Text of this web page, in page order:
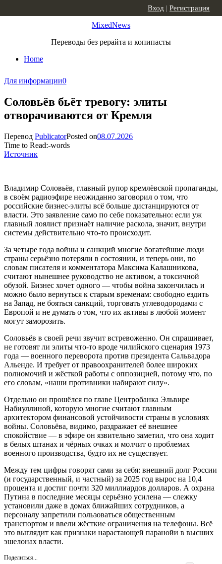
MixedNews
Переводы без рерайта и копипасты
Home
Вход | Регистрация
Для информации0
Соловьёв бьёт тревогу: элиты
отворачиваются от Кремля
Перевод PublicatorPosted on08.07.2026
Time to Read:-words
Источник
Владимир Соловьёв, главный рупор кремлёвской пропаганды,
в своём радиоэфире неожиданно заговорил о том, что
российские бизнес-элиты всё больше дистанцируются от
власти. Это заявление само по себе показательно: если уж
главный лоялист признаёт наличие раскола, значит, внутри
системы действительно что-то происходит.
За четыре года войны и санкций многие богатейшие люди
страны серьёзно потеряли в состоянии, и теперь они, по
словам писателя и комментатора Максима Калашникова,
считают нынешнее руководство не активом, а токсичной
обузой. Бизнес хочет одного — чтобы война закончилась и
можно было вернуться к старым временам: свободно ездить
на Запад, не бояться санкций, торговать углеводородами с
Европой и не думать о том, что их активы в любой момент
могут заморозить.
Соловьёв в своей речи звучит встревоженно. Он спрашивает,
не готовят ли элиты что-то вроде чилийского сценария 1973
года — военного переворота против президента Сальвадора
Альенде. И требует от правоохранителей более широких
полномочий и жёсткой работы с оппозицией, потому что, по
его словам, «наши противники набирают силу».
Отдельно он прошёлся по главе Центробанка Эльвире
Набиуллиной, которую многие считают главным
архитектором финансовой устойчивости страны в условиях
войны. Соловьёва, видимо, раздражает её внешнее
спокойствие — в эфире он язвительно заметил, что она ходит
в белых штанах и чёрных очках и молчит о проблемах
военного производства, будто их не существует.
Между тем цифры говорят сами за себя: внешний долг России
(и государственный, и частный) за 2025 год вырос на 10,4
процента и достиг почти 320 миллиардов долларов. А охрана
Путина в последние месяцы серьёзно усилена — слежку
установили даже в домах ближайших сотрудников, а
персоналу запретили пользоваться общественным
транспортом и ввели жёсткие ограничения на телефоны. Всё
это выглядит как признаки нарастающей паранойи в высших
эшелонах власти.
Поделиться...